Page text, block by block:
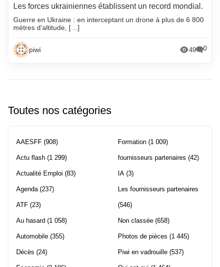
Les forces ukrainiennes établissent un record mondial.
Guerre en Ukraine : en interceptant un drone à plus de 6 800
mètres d’altitude, […]
piwi 49 0
Toutes nos catégories
AAESFF (908)
Actu flash (1 299)
Actualité Emploi (83)
Agenda (237)
ATF (23)
Au hasard (1 058)
Automobile (355)
Décès (24)
Formation (1 009)
fournisseurs partenaires (42)
IA (3)
Les fournisseurs partenaires
(546)
Non classée (658)
Photos de pièces (1 445)
Piwi en vadrouille (537)